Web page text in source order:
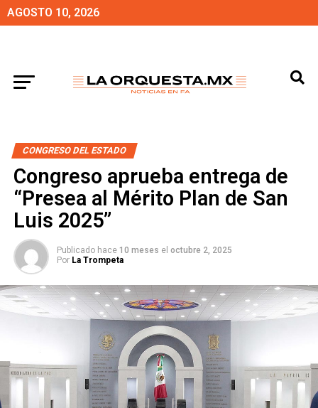
AGOSTO 10, 2026
CONGRESO DEL ESTADO
Congreso aprueba entrega de
“Presea al Mérito Plan de San
Luis 2025”
Publicado hace 10 meses el octubre 2, 2025
Por La Trompeta